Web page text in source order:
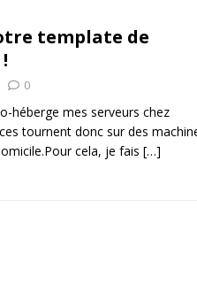
template de
0
héberge mes serveurs chez
tournent donc sur des
cela, je fais […]